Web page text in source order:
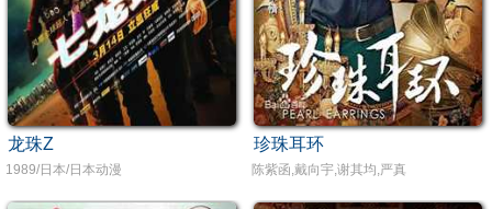
龙珠Z
1989/日本/日本动漫
珍珠耳环
陈紫函,戴向宇,谢其均,严真